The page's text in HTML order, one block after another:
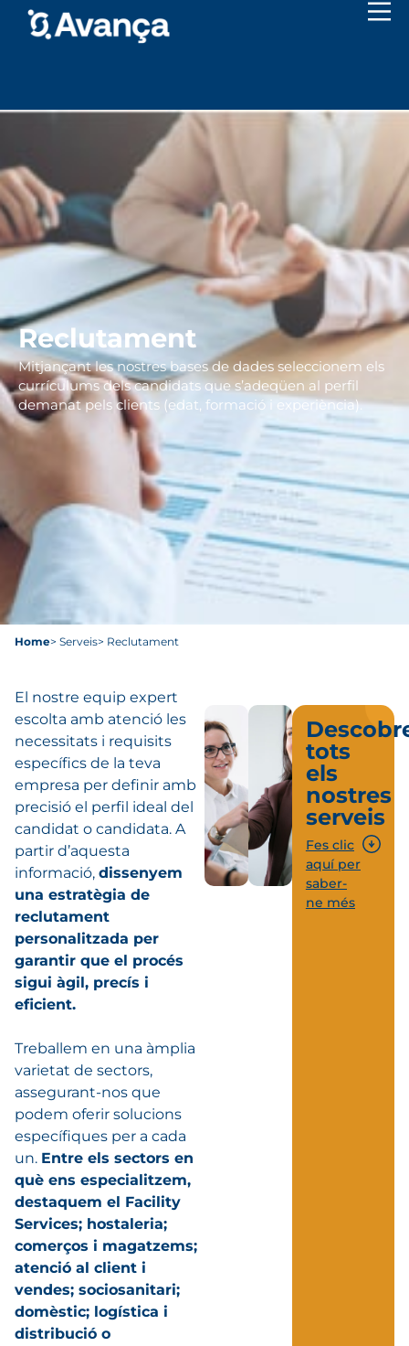
Reclutament
Mitjançant les nostres bases de dades seleccionem els
currículums dels candidats que s’adeqüen al perfil
demanat pels clients (edat, formació i experiència).
Home> Serveis> Reclutament
El nostre equip expert
escolta amb atenció les
necessitats i requisits
específics de la teva
empresa per definir amb
precisió el perfil ideal del
candidat o candidata. A
partir d’aquesta
informació, dissenyem
una estratègia de
reclutament
personalitzada per
garantir que el procés
sigui àgil, precís i
eficient.
Treballem en una àmplia
varietat de sectors,
assegurant-nos que
podem oferir solucions
específiques per a cada
un. Entre els sectors en
què ens especialitzem,
destaquem el Facility
Services; hostaleria;
comerços i magatzems;
atenció al client i
vendes; sociosanitari;
domèstic; logística i
distribució o
tots
els
nostres
serveis
Fes clic
aquí per
saber-
ne més